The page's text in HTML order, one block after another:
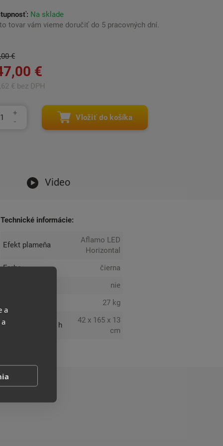
a
Na sklade
tovar vám vieme doručiť do 5 pracovných dní.
€
€
€ bez DPH
Vložiť do košíka
Video
Technické informácie:
Efekt plameňa
Aflamo LED
Horizontal
Farba
čierna
nie
27 kg
Rozmery: v x š x h
42 x 165 x 13
cm